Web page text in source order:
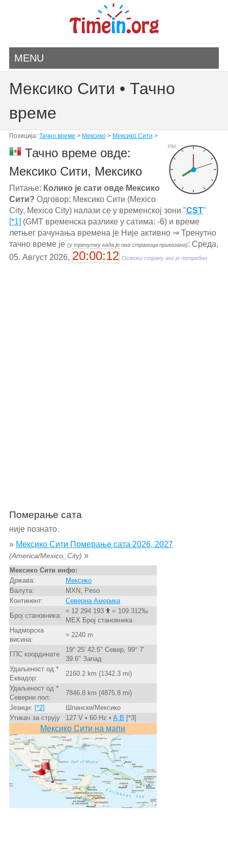
MENU
Мексико Сити • Тачно
време
Позиција: Тачно време > Мексико> Мексико Сити >
PM
Тачно време овде:
Мексико Сити, Мексико
Питање: Колико је сати овде Мексико
Сити? Одговор: Мексико Сити (Mexico
City, Mexico City) налази се у временској зони "CST"
[*1] (GMT временска разлике у сатима: -6) и време
летњег рачунања времена је Није активно ⇒ Тренутно
тачно време је (у тренутку када је ова страница приказана): Среда,
05. Август 2026, 20:00:12 Освежи страну ако је потребно
Померање сата
није познато.
» Мексико Сити Померање сата 2026, 2027
(America/Mexico_City) »
Мексико Сити инфо:
Држава:
Мексико
Валута:
MXN, Peso
Континент:
Северна Америка
Број становника:
≈ 12 294 193
= 109.312‰
MEX Број становника
Надморска
висина:
≈ 2240 m
ГПС координате
19° 25' 42.5" Север, 99° 7'
39.6" Запад
Удаљеност од *
Еквадор:
2160.2 km (1342.3 mi)
Удаљеност од *
Северни пол:
7846.8 km (4875.8 mi)
Језици: [*2]
Шпански/Мексико
Утикач за струју
127 V • 60 Hz • A,B [*3]
Мексико Сити на мапи